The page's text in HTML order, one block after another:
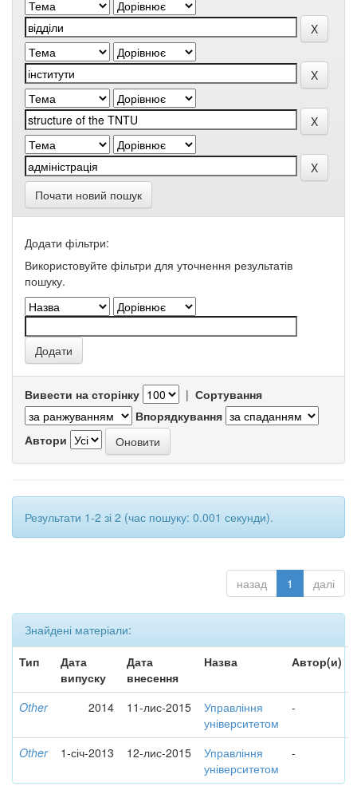
Почати новий пошук
Додати фільтри:
Використовуйте фільтри для уточнення результатів
пошуку.
Вивести на сторінку | Сортування
Впорядкування
Автори
Результати 1-2 зі 2 (час пошуку: 0.001 секунди).
назад 1 далі
Знайдені матеріали:
Тип
Дата
випуску
Дата
внесення
Назва Автор(и)
Other 2014 11-лис-2015
Управління
університетом
-
Other 1-січ-2013 12-лис-2015
Управління
університетом
-